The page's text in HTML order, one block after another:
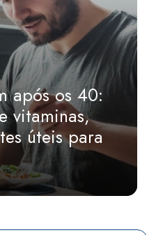
após os 40:
vitaminas,
úteis para